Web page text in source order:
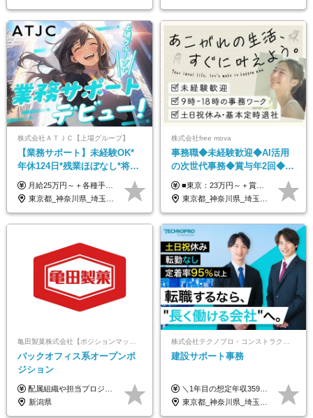
株式会社ＡＴＪＣ【上場グループ】
【業務サポート】未経験OK*
年休124日*残業ほぼなし*将来
活かせる専門スキル
月給25万円～＋各種手当（家族、資格、住宅など） ★ご経験をお持ちの方は前職給与保証！ ※試用期間は6ヶ月 ※上記には固定残業代（33,784円～／20時間分）を含みます。超過分は追加支給致します。 ※経験・スキル・能力を考慮して決定します。ご経験者の方の経験フェーズは不問です。 ＜各種手当＞ 住宅手当／家族手当／資格手当／特別手当など
東京都_神奈川県_埼玉県_千葉県
株式会社free mova
事務職◆未経験歓迎◆AI活用
の次世代事務◆賞与年2回◆ネ
イルOK◆残業なし/4JIM
■東京：23万円～＋賞与年2回 ■その他：22万円～＋賞与年2回 ※給与はスキル・経験・能力を考慮して決定します。 ※残業代は別途支給いたします。 ※実績により随時基本給アップが可能。 入社1年で8～9万円上がった実績もあります！ ＜各種手当＞ ■皆勤手当（インセンティブ） ■交通費全額支給 ■資格祝い金（1万円～4万円） └MOS、日商簿記、TOEIC、秘書検定、ITパスポートなど
東京都_神奈川県_埼玉県_千葉県_大阪府_愛知県_北海道_青森県_岩手県_宮城県_秋田県_山形県_福島県_茨城県_栃木県_群馬県_新潟県_山梨県_長野県_富山県_石川県_福井県_静岡県_岐阜県_三重県_兵庫県_京都府_滋賀県_奈良県_和歌山県_広島県_岡山県_鳥取県_島根県_山口県_徳島県_香川県_愛媛県_高知県_福岡県_熊本県_佐賀県_長崎県_大分県_宮崎県_鹿児島県_沖縄県
亀田製菓株式会社【ポジションマッチ登録】
バックオフィス系オープンポ
ジション
配属組織や担当プロジェクトにより異なります。 想定年収：450万円～1100万円 ※ご経験やスキルに応じて決定します。 ※上記想定年収はあくまでも目安の金額であり、 選考を通じて上下する可能性があります。
新潟県
株式会社テクノプロ・コンストラクション
建設サポート事務
＼1年目の想定年収359万円～407万円／ 下記(1)～(3)のいずれかを、ご希望や適性を考慮したうえで決定します。 (1)月給23万1,000円＋賞与年2回（計2ヶ月分） (2)月給26万5,000円＋賞与なし （一律支給の業績手当6万6,200円を含む） (3)月給29万5,675円＋賞与なし （一律支給の業績手当6万6,200円＋固定残業手当15時間分／3万675円を含む※超過分は別途支給） ▼(3)の場合の入社時研修中の給与 月給26万5,000円＋賞与なし （一律支給の業績手当6万6,200円を含む） ※試用期間は2ヶ月間です。 期間中の給与・待遇に変更はありません。
東京都_神奈川県_埼玉県_千葉県_大阪府_愛知県_北海道_青森県_岩手県_宮城県_秋田県_山形県_福島県_茨城県_栃木県_群馬県_新潟県_山梨県_長野県_富山県_石川県_福井県_静岡県_岐阜県_三重県_兵庫県_京都府_滋賀県_奈良県_和歌山県_広島県_岡山県_鳥取県_島根県_山口県_徳島県_香川県_愛媛県_高知県_福岡県_熊本県_佐賀県_長崎県_大分県_宮崎県_鹿児島県_沖縄県